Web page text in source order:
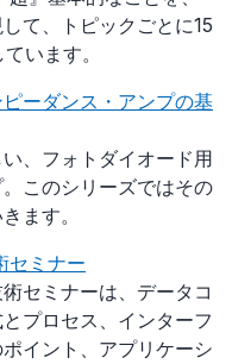
て、トピックごとに15
います。
ーダンス・アンプの基
、フォトダイオード用
このシリーズではその
ます。
セミナー
セミナーは、データコ
プロセス、インターフ
イント、アプリケーシ